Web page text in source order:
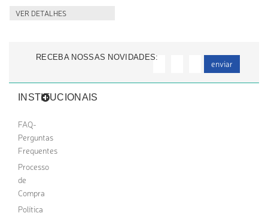
VER DETALHES
RECEBA NOSSAS NOVIDADES:
enviar
INSTITUCIONAIS
FAQ-
Perguntas
Frequentes
Processo
de
Compra
Política